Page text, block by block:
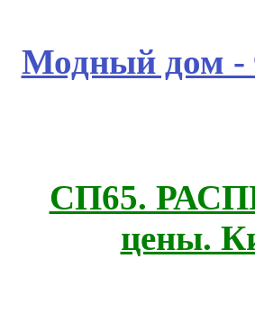
Модный дом -
СП65.
цены.